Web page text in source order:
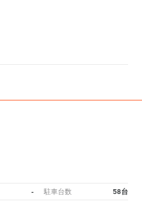
- 駐車台数 58台